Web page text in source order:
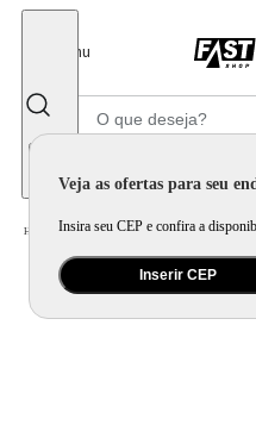
Menu
Veja as ofertas para seu
Insira seu CEP e confira a
Inserir CEP
Home Mercado / Bebida Bebida Não Alcoolica